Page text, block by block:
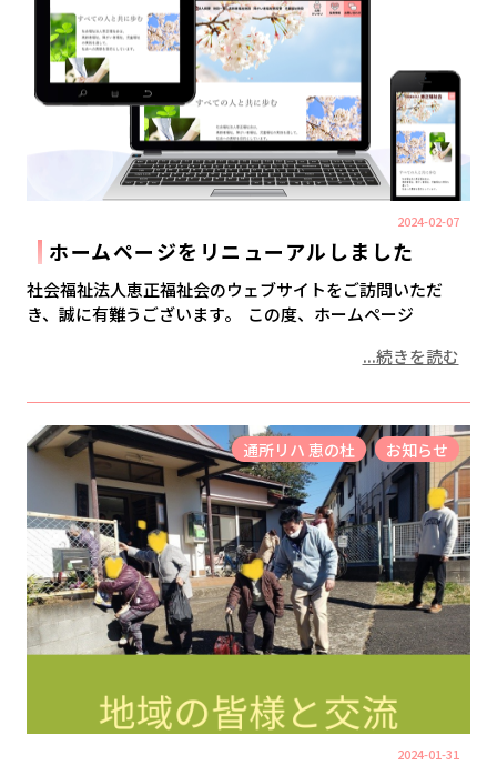
2024-02-07
ホームページをリニューアルしました
社会福祉法人恵正福祉会のウェブサイトをご訪問いただ
き、誠に有難うございます。 この度、ホームページ
...続きを読む
2024-01-31
通所リハ 恵の杜 お知らせ